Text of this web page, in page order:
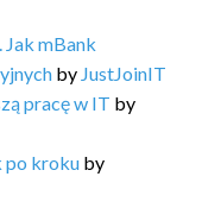
mBank
by JustJoinIT
pracę w IT by
po kroku by